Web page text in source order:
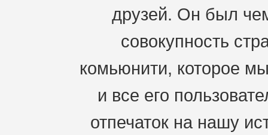
друзей. Он был
совокупность
комьюнити, которое
и все его
отпечаток на нашу